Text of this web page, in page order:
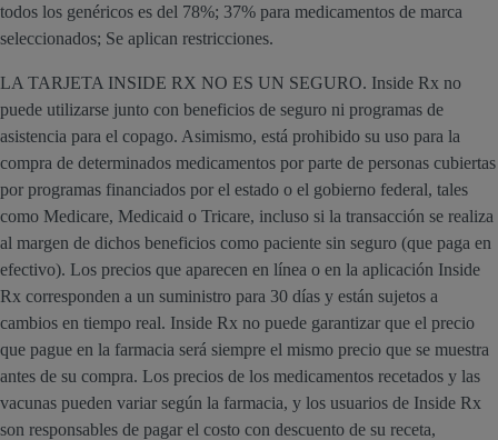
todos los genéricos es del 78%; 37% para medicamentos de marca
seleccionados; Se aplican restricciones.
LA TARJETA INSIDE RX NO ES UN SEGURO. Inside Rx no
puede utilizarse junto con beneficios de seguro ni programas de
asistencia para el copago. Asimismo, está prohibido su uso para la
compra de determinados medicamentos por parte de personas cubiertas
por programas financiados por el estado o el gobierno federal, tales
como Medicare, Medicaid o Tricare, incluso si la transacción se realiza
al margen de dichos beneficios como paciente sin seguro (que paga en
efectivo). Los precios que aparecen en línea o en la aplicación Inside
Rx corresponden a un suministro para 30 días y están sujetos a
cambios en tiempo real. Inside Rx no puede garantizar que el precio
que pague en la farmacia será siempre el mismo precio que se muestra
antes de su compra. Los precios de los medicamentos recetados y las
vacunas pueden variar según la farmacia, y los usuarios de Inside Rx
son responsables de pagar el costo con descuento de su receta,